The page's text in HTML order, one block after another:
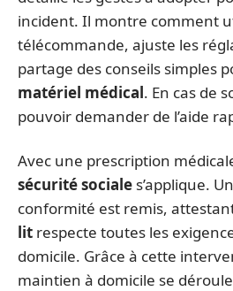
incident. Il montre comment
télécommande, ajuste les
partage des conseils simples
matériel médical. En cas de
pouvoir demander de l’aide
Avec une prescription
sécurité sociale s’applique.
conformité est remis,
lit respecte toutes les
domicile. Grâce à cette
maintien à domicile se